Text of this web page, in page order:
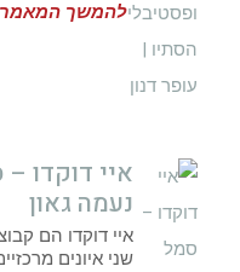
להמשך
איי דוקדו –
נעמה גאון
איי דוקדו הם
שני איונים